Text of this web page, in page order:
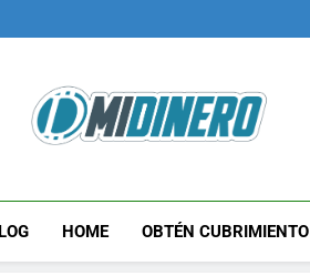
Midinero.co
HOME OBTÉN CUBRIMIENTO